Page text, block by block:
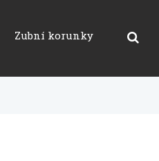
Zubní korunky